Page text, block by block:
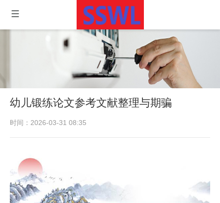
幼儿锻练论文参考文献整理与期骗
时间：2026-03-31 08:35